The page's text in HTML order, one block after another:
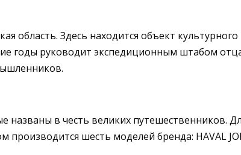
область. Здесь находится объект
годы руководит экспедиционным штабом
в честь великих путешественников.
производится шесть моделей бренда: HAVAL